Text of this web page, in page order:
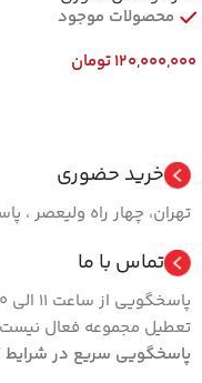
محصولات موجود
120,000,000تومان
خرید حضوری
تهران، چهار راه ولیعصر ،
تماس با ما
تعطیل مجموعه فعال
پاسخگویی سریع در شرایط